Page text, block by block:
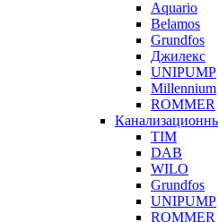
Aquario
Belamos
Grundfos
Джилекс
UNIPUMP
Millennium
ROMMER
TIM
DAB
WILO
Grundfos
UNIPUMP
ROMMER